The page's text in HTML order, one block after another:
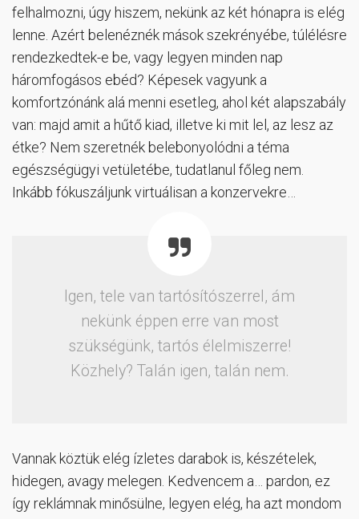
felhalmozni, úgy hiszem, nekünk az két hónapra is elég
lenne. Azért belenéznék mások szekrényébe, túlélésre
rendezkedtek-e be, vagy legyen minden nap
háromfogásos ebéd? Képesek vagyunk a
komfortzónánk alá menni esetleg, ahol két alapszabály
van: majd amit a hűtő kiad, illetve ki mit lel, az lesz az
étke? Nem szeretnék belebonyolódni a téma
egészségügyi vetületébe, tudatlanul főleg nem.
Inkább fókuszáljunk virtuálisan a konzervekre…
Igen, tele van tartósítószerrel, ám
nekünk éppen erre van most
szükségünk, tartós élelmiszerre!
Közhely? Talán igen, talán nem.
Vannak köztük elég ízletes darabok is, készételek,
hidegen, avagy melegen. Kedvencem a… pardon, ez
így reklámnak minősülne, legyen elég, ha azt mondom